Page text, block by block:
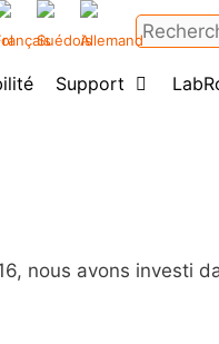
Support
nous avons investi